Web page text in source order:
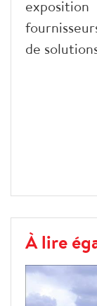
de
À lire